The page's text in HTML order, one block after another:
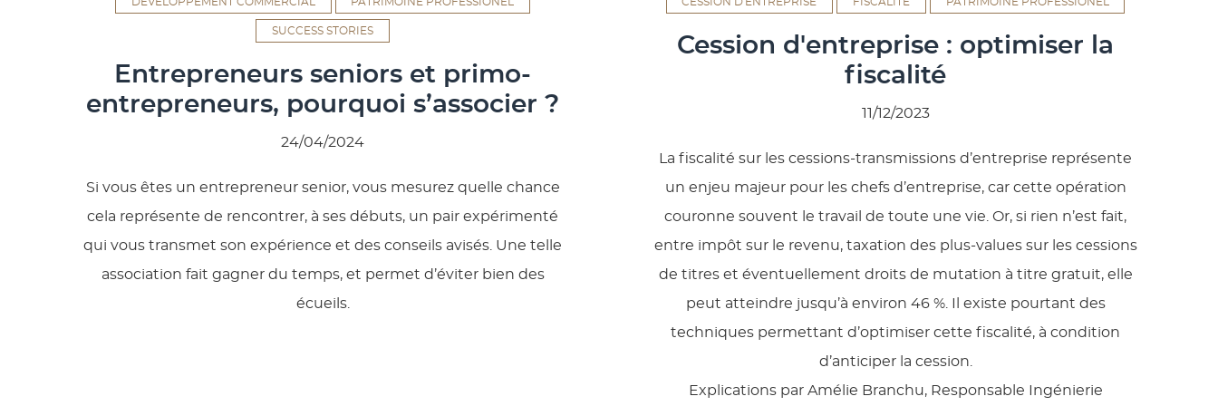
SUCCESS STORIES
Entrepreneurs seniors et primo-
entrepreneurs, pourquoi s’associer ?
24/04/2024
Si vous êtes un entrepreneur senior, vous mesurez quelle chance
cela représente de rencontrer, à ses débuts, un pair expérimenté
qui vous transmet son expérience et des conseils avisés. Une telle
association fait gagner du temps, et permet d’éviter bien des
écueils.
Cession d'entreprise : optimiser la
fiscalité
11/12/2023
La fiscalité sur les cessions-transmissions d’entreprise représente
un enjeu majeur pour les chefs d’entreprise, car cette opération
couronne souvent le travail de toute une vie. Or, si rien n’est fait,
entre impôt sur le revenu, taxation des plus-values sur les cessions
de titres et éventuellement droits de mutation à titre gratuit, elle
peut atteindre jusqu’à environ 46 %. Il existe pourtant des
techniques permettant d’optimiser cette fiscalité, à condition
d’anticiper la cession.
Explications par Amélie Branchu, Responsable Ingénierie